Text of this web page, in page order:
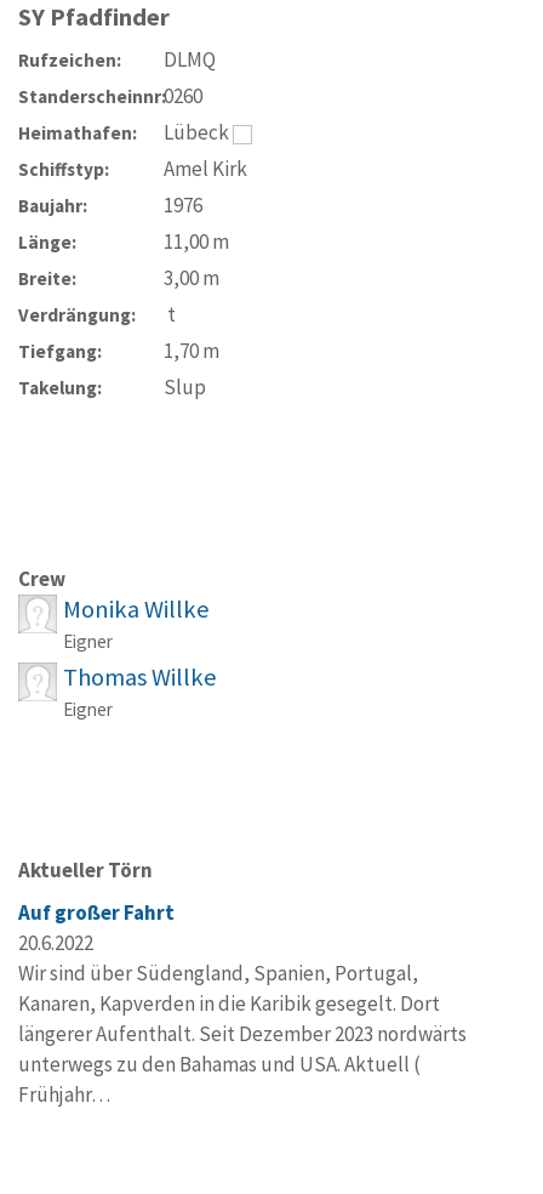
SY Pfadfinder
Rufzeichen: DLMQ
Standerscheinnr:0260
Heimathafen: Lübeck
Schiffstyp: Amel Kirk
Baujahr: 1976
Länge: 11,00m
Breite: 3,00m
Verdrängung: t
Tiefgang: 1,70m
Takelung: Slup
Crew
Monika Willke
Eigner
Thomas Willke
Eigner
Aktueller Törn
Auf großer Fahrt
20.6.2022
Wir sind über Südengland, Spanien, Portugal,
Kanaren, Kapverden in die Karibik gesegelt. Dort
längerer Aufenthalt. Seit Dezember 2023 nordwärts
unterwegs zu den Bahamas und USA. Aktuell (
Frühjahr…